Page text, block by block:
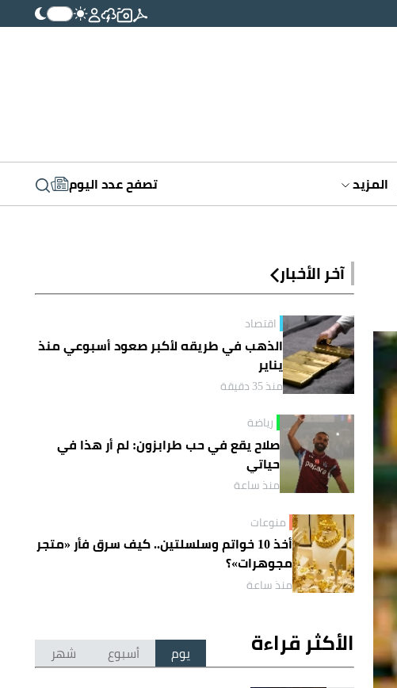
المزيد تصفح عدد اليوم
آخر الأخبار
اقتصاد
الذهب في طريقه لأكبر صعود أسبوعي منذ
يناير
منذ 35 دقيقة
رياضة
صلاح يقع في حب طرابزون: لم أر هذا في
حياتي
منذ ساعة
منوعات
أخذ 10 خواتم وسلسلتين.. كيف سرق فأر «متجر
مجوهرات»؟
منذ ساعة
الأكثر قراءة يوم أسبوع شهر